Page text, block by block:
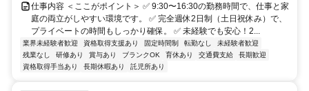
仕事内容 ＜ここがポイント＞ ✅ 9:30〜16:30の勤務時間で、仕事と家
庭の両立がしやすい環境です。 ✅ 完全週休2日制（土日祝休み）で、
プライベートの時間もしっかり確保。 ✅ 未経験でも安心！2...
業界未経験者歓迎 資格取得支援あり 固定時間制 転勤なし
未経験者歓迎
残業なし
研修あり 賞与あり ブランクOK 育休あり 交通費支給
長期歓迎
資格取得手当あり
長期休暇あり 託児所あり